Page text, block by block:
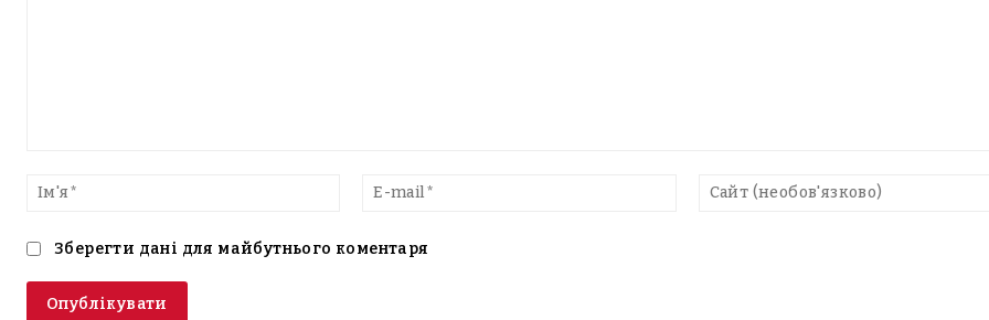
текст
Ім'я*
Зберегти дані для майбутнього коментаря